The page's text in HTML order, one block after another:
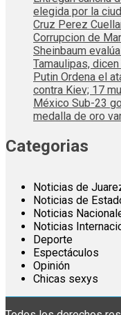
elegida por la
Cruz Perez
Corrupcion de
Sheinbaum
Tamaulipas,
Putin Ordena el
contra Kiev; 17
México Sub-23
medalla de oro
Categorias
Noticias de
Noticias de
Noticias
Noticias
Deporte
Espectáculos
Opinión
Chicas sexys